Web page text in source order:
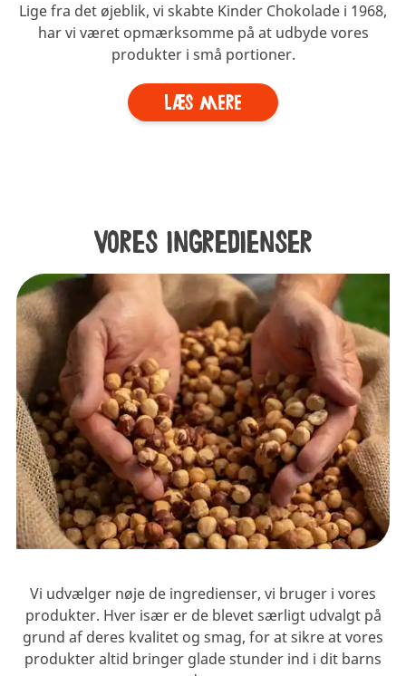
Lige fra det øjeblik, vi skabte Kinder Chokolade i 1968,
har vi været opmærksomme på at udbyde vores
produkter i små portioner.
Læs mere
Vores ingredienser
Vi udvælger nøje de ingredienser, vi bruger i vores
produkter. Hver især er de blevet særligt udvalgt på
grund af deres kvalitet og smag, for at sikre at vores
produkter altid bringer glade stunder ind i dit barns